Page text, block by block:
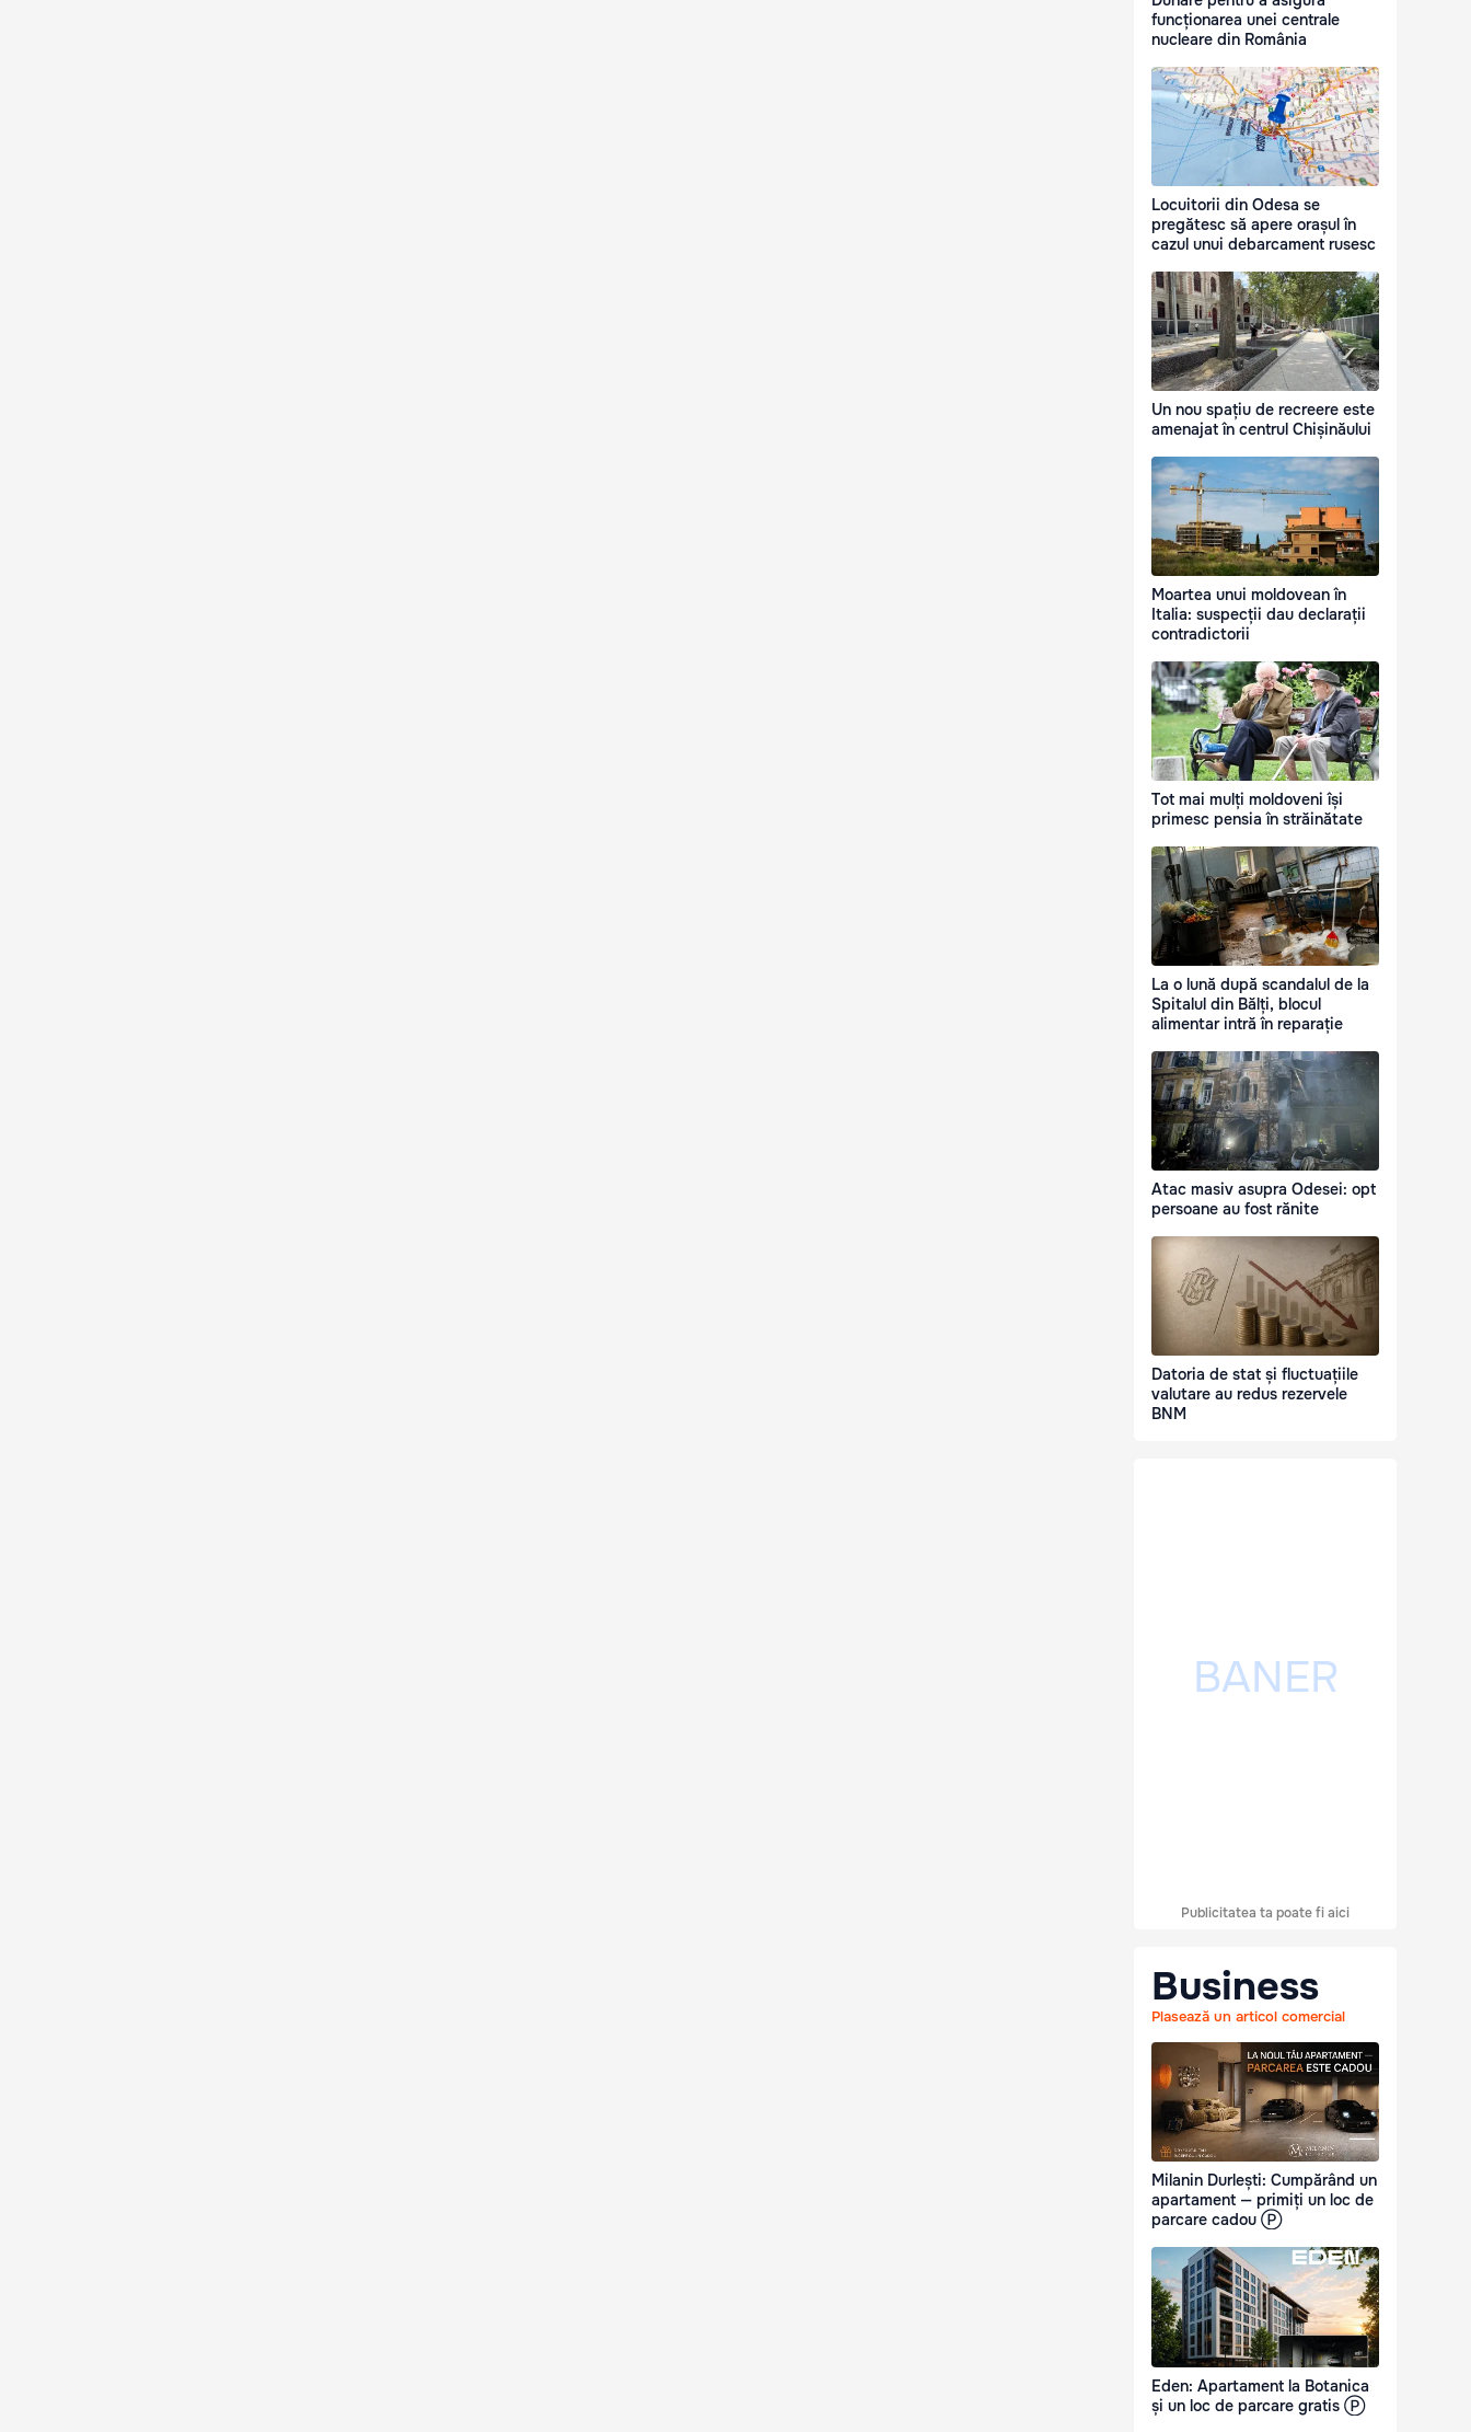
funcționarea unei centrale
nucleare din România
Locuitorii din Odesa se
pregătesc să apere orașul în
cazul unui debarcament rusesc
Un nou spațiu de recreere este
amenajat în centrul Chișinăului
Moartea unui moldovean în
Italia: suspecții dau declarații
contradictorii
Tot mai mulți moldoveni își
primesc pensia în străinătate
La o lună după scandalul de la
Spitalul din Bălți, blocul
alimentar intră în reparație
Atac masiv asupra Odesei: opt
persoane au fost rănite
Datoria de stat și fluctuațiile
valutare au redus rezervele
BNM
Publicitatea ta poate fi aici
Business
Plasează un articol comercial
Milanin Durlești: Cumpărând un
apartament — primiți un loc de
parcare cadou Ⓟ
Eden: Apartament la Botanica
și un loc de parcare gratis Ⓟ